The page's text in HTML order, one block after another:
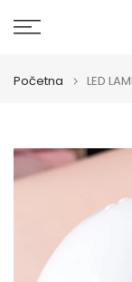
Preskoči
na
Početna LED